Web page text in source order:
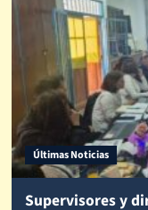
Últimas Noticias
Supervisores y